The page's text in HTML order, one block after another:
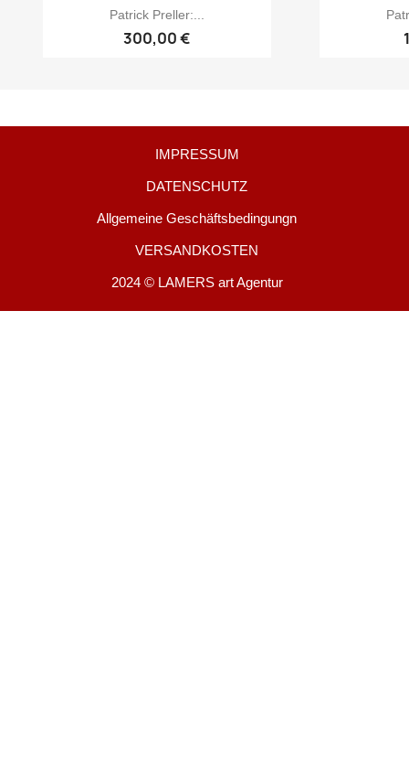
Patrick Preller:...
300,00 €
IMPRESSUM
DATENSCHUTZ
Allgemeine Geschäftsbedingungn
VERSANDKOSTEN
2024 © LAMERS art Agentur